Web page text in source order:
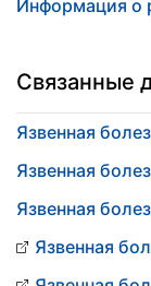
Информация о
Связанные
Язвенная
Язвенная
Язвенная
Язвенная